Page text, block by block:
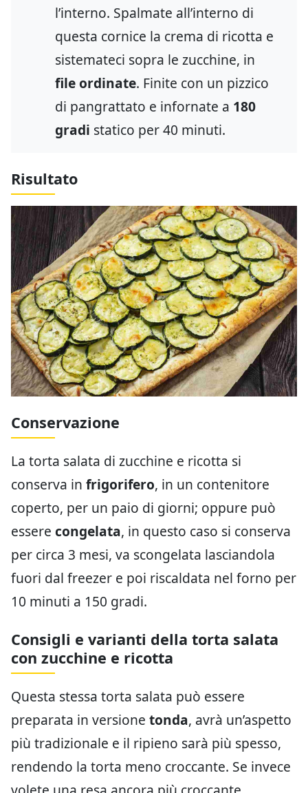
l’interno. Spalmate all’interno di
questa cornice la crema di ricotta e
sistemateci sopra le zucchine, in
file ordinate. Finite con un pizzico
di pangrattato e infornate a 180
gradi statico per 40 minuti.
Risultato
Conservazione
La torta salata di zucchine e ricotta si
conserva in frigorifero, in un contenitore
coperto, per un paio di giorni; oppure può
essere congelata, in questo caso si conserva
per circa 3 mesi, va scongelata lasciandola
fuori dal freezer e poi riscaldata nel forno per
10 minuti a 150 gradi.
Consigli e varianti della torta salata
con zucchine e ricotta
Questa stessa torta salata può essere
preparata in versione tonda, avrà un’aspetto
più tradizionale e il ripieno sarà più spesso,
rendendo la torta meno croccante. Se invece